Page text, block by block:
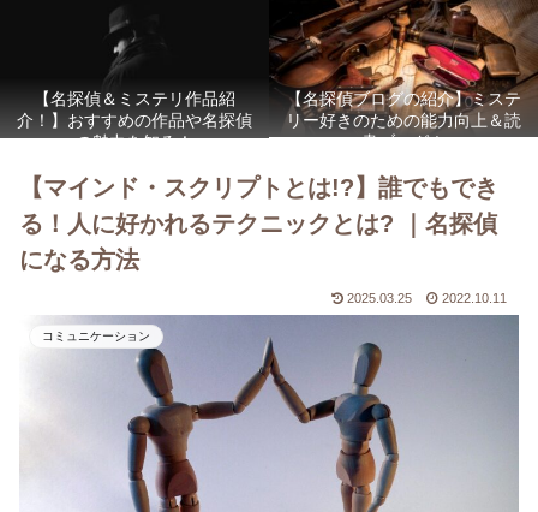
【名探偵＆ミステリ作品紹
介！】おすすめの作品や名探偵
の魅力を知る！
【名探偵ブログの紹介】ミステ
リー好きのための能力向上＆読
書ブログ！
【マインド・スクリプトとは!?】誰でもでき
る！人に好かれるテクニックとは? ｜名探偵
になる方法
2025.03.25 2022.10.11
コミュニケーション